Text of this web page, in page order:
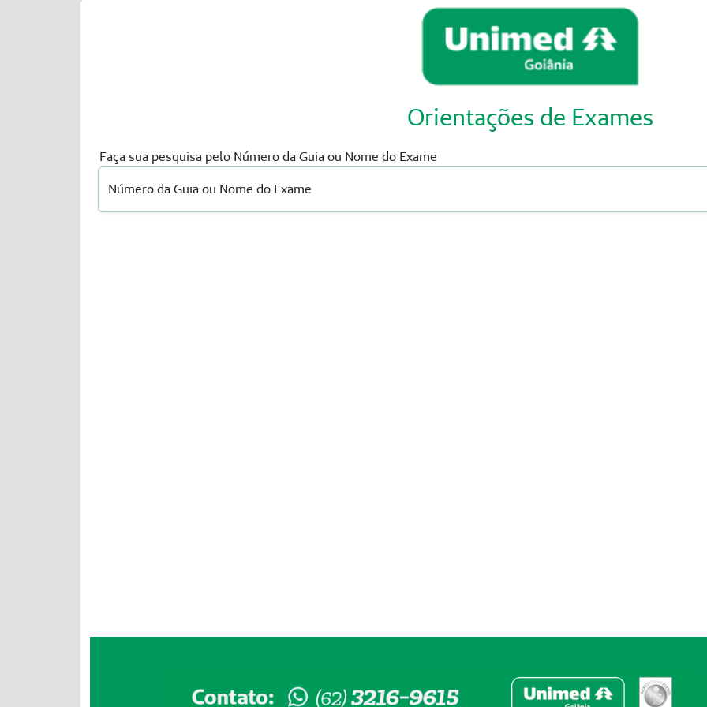
Orientações de Exames
Faça sua pesquisa pelo Número da Guia ou Nome do Exame
Número da Guia ou Nome do Exame